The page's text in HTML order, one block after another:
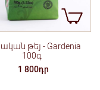
թեյ - Gardenia
100գ
1 800դր